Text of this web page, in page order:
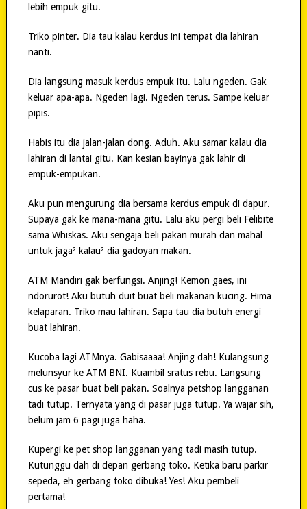
lebih empuk gitu.
Triko pinter. Dia tau kalau kerdus ini tempat dia lahiran
nanti.
Dia langsung masuk kerdus empuk itu. Lalu ngeden. Gak
keluar apa-apa. Ngeden lagi. Ngeden terus. Sampe keluar
pipis.
Habis itu dia jalan-jalan dong. Aduh. Aku samar kalau dia
lahiran di lantai gitu. Kan kesian bayinya gak lahir di
empuk-empukan.
Aku pun mengurung dia bersama kerdus empuk di dapur.
Supaya gak ke mana-mana gitu. Lalu aku pergi beli Felibite
sama Whiskas. Aku sengaja beli pakan murah dan mahal
untuk jaga² kalau² dia gadoyan makan.
ATM Mandiri gak berfungsi. Anjing! Kemon gaes, ini
ndorurot! Aku butuh duit buat beli makanan kucing. Hima
kelaparan. Triko mau lahiran. Sapa tau dia butuh energi
buat lahiran.
Kucoba lagi ATMnya. Gabisaaaa! Anjing dah! Kulangsung
melunsyur ke ATM BNI. Kuambil sratus rebu. Langsung
cus ke pasar buat beli pakan. Soalnya petshop langganan
tadi tutup. Ternyata yang di pasar juga tutup. Ya wajar sih,
belum jam 6 pagi juga haha.
Kupergi ke pet shop langganan yang tadi masih tutup.
Kutunggu dah di depan gerbang toko. Ketika baru parkir
sepeda, eh gerbang toko dibuka! Yes! Aku pembeli
pertama!